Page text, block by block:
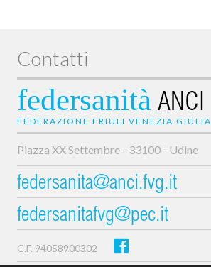
Contatti
federsanità ANCI
FEDERAZIONE FRIULI VENEZIA GIULIA
Piazza XX Settembre - 33100 - Udine
federsanita@anci.fvg.it
federsanitafvg@pec.it
C.F. 94058900302